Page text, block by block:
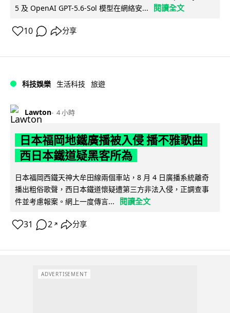
5 及 OpenAI GPT-5.6-Sol 模型在網絡安...
閱讀全文
10 分享
科技娛樂 生活科技 旅遊
Lawton 4 小時
日本福岡地鐵廣播被入侵 播不雅歌曲
西日本鐵道疑黑客所為
日本福岡西鐵天神大牟田線兩個車站，8 月 4 日廣播系統離奇
播出粗俗歌聲，西日本鐵道懷疑遭第三方非法入侵，正調查事
件並考慮報案。網上一度傳言...
閱讀全文
31 2 ↗ 分享
ADVERTISEMENT